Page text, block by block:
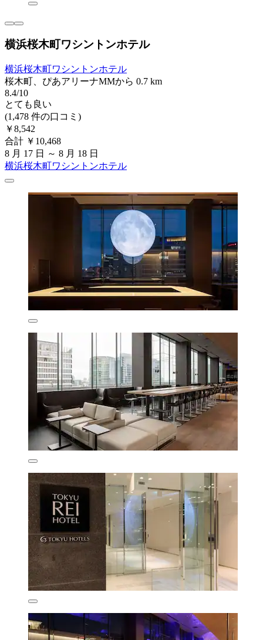
横浜桜木町ワシントンホテル
横浜桜木町ワシントンホテル
桜木町、ぴあアリーナMMから 0.7 km
8.4/10
とても良い
(1,478 件の口コミ)
￥8,542
合計 ￥10,468
8 月 17 日 ～ 8 月 18 日
横浜桜木町ワシントンホテル